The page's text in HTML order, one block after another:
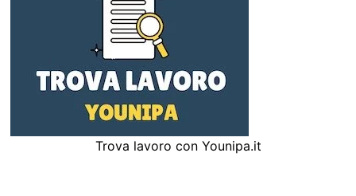
Trova lavoro con Younipa.it